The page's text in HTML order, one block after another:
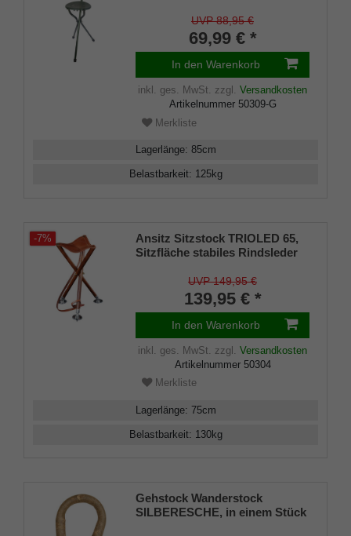
Dreibeinfunktion
UVP 88,95 €
69,99 € *
In den Warenkorb
inkl. ges. MwSt. zzgl. Versandkosten
Artikelnummer 50309-G
Merkliste
Lagerlänge: 85cm
Belastbarkeit: 125kg
-7%
Ansitz Sitzstock TRIOLED 65,
Sitzfläche stabiles Rindsleder
massives Buchenholz,
hochwertige Tellerspitzen,
Leder-Tragriemen
UVP 149,95 €
139,95 € *
In den Warenkorb
inkl. ges. MwSt. zzgl. Versandkosten
Artikelnummer 50304
Merkliste
Lagerlänge: 75cm
Belastbarkeit: 130kg
Gehstock Wanderstock
SILBERESCHE, in einem Stück